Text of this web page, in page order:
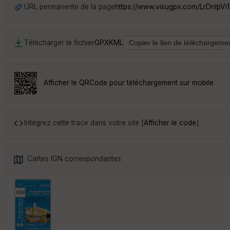
URL permanente de la pagehttps://www.visugpx.com/
Télécharger le fichierGPXKML
Afficher le QRCode pour téléchargement sur mobile
Intégrez cette trace dans votre site [Afficher le code]
Cartes IGN correspondantes